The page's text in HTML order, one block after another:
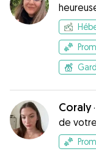
Coraly·
de